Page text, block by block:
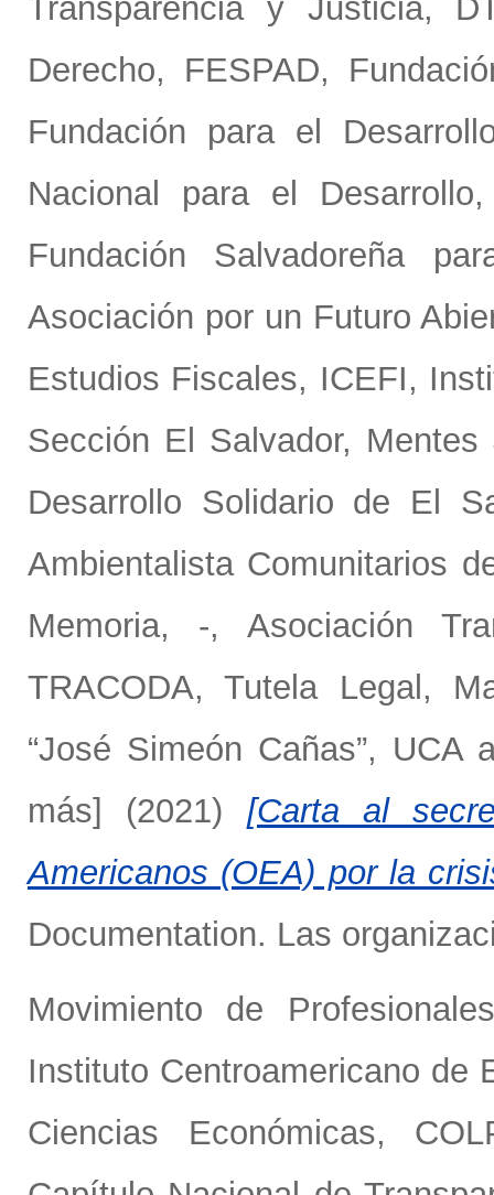
Transparencia y Justicia,
Derecho, FESPAD,
Fundación para el
Nacional para el
Fundación Salvadoreña
Asociación por un Futuro
Estudios Fiscales, ICEFI,
Sección El Salvador, Mentes
Desarrollo Solidario de El
Ambientalista Comunitarios
Memoria, -, Asociación
TRACODA,Tutela Legal,
“José Simeón Cañas”, UCA
más] (2021) [Carta al
Americanos (OEA) por la
Documentation. Las
Movimiento de
Instituto Centroamericano de
Ciencias Económicas,